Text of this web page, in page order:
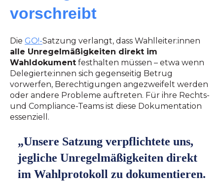
vorschreibt
Die GO!-Satzung verlangt, dass Wahlleiter:innen
alle Unregelmäßigkeiten direkt im
Wahldokument festhalten müssen – etwa wenn
Delegierte:innen sich gegenseitig Betrug
vorwerfen, Berechtigungen angezweifelt werden
oder andere Probleme auftreten. Für ihre Rechts-
und Compliance-Teams ist diese Dokumentation
essenziell.
„Unsere Satzung verpflichtete uns,
jegliche Unregelmäßigkeiten direkt
im Wahlprotokoll zu dokumentieren.